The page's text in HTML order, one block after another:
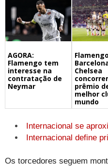
AGORA:
Flamengo tem
interesse na
contratação de
Neymar
Chelsea
prêmio
melhor
mundo
Internacional se
Internacional define
Os torcedores seguem